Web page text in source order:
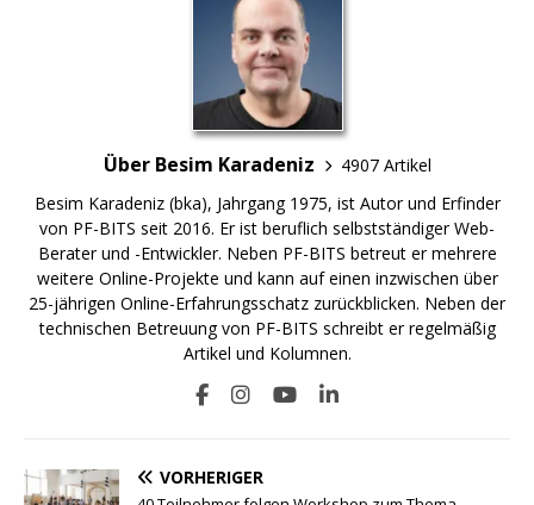
Über Besim Karadeniz
4907 Artikel
Besim Karadeniz (bka), Jahrgang 1975, ist Autor und Erfinder
von PF-BITS seit 2016. Er ist beruflich selbstständiger Web-
Berater und -Entwickler. Neben PF-BITS betreut er mehrere
weitere Online-Projekte und kann auf einen inzwischen über
25-jährigen Online-Erfahrungsschatz zurückblicken. Neben der
technischen Betreuung von PF-BITS schreibt er regelmäßig
Artikel und Kolumnen.
VORHERIGER